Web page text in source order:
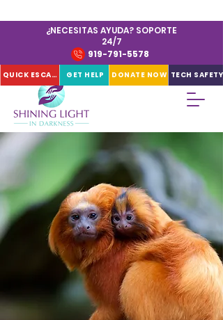
¿NECESITAS AYUDA? SOPORTE
24/7
919-791-5578
QUICK ESCAPE GET HELP DONATE NOW TECH SAFETY